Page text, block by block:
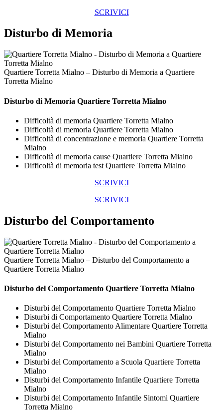
SCRIVICI
Disturbo di Memoria
Quartiere Torretta Mialno – Disturbo di Memoria a Quartiere
Torretta Mialno
Disturbo di Memoria Quartiere Torretta Mialno
Difficoltà di memoria Quartiere Torretta Mialno
Difficoltà di memoria Quartiere Torretta Mialno
Difficoltà di concentrazione e memoria Quartiere Torretta
Mialno
Difficoltà di memoria cause Quartiere Torretta Mialno
Difficoltà di memoria test Quartiere Torretta Mialno
SCRIVICI
SCRIVICI
Disturbo del Comportamento
Quartiere Torretta Mialno – Disturbo del Comportamento a
Quartiere Torretta Mialno
Disturbo del Comportamento Quartiere Torretta Mialno
Disturbi del Comportamento Quartiere Torretta Mialno
Disturbi di Comportamento Quartiere Torretta Mialno
Disturbi del Comportamento Alimentare Quartiere Torretta
Mialno
Disturbi del Comportamento nei Bambini Quartiere Torretta
Mialno
Disturbi del Comportamento a Scuola Quartiere Torretta
Mialno
Disturbi del Comportamento Infantile Quartiere Torretta
Mialno
Disturbi del Comportamento Infantile Sintomi Quartiere
Torretta Mialno